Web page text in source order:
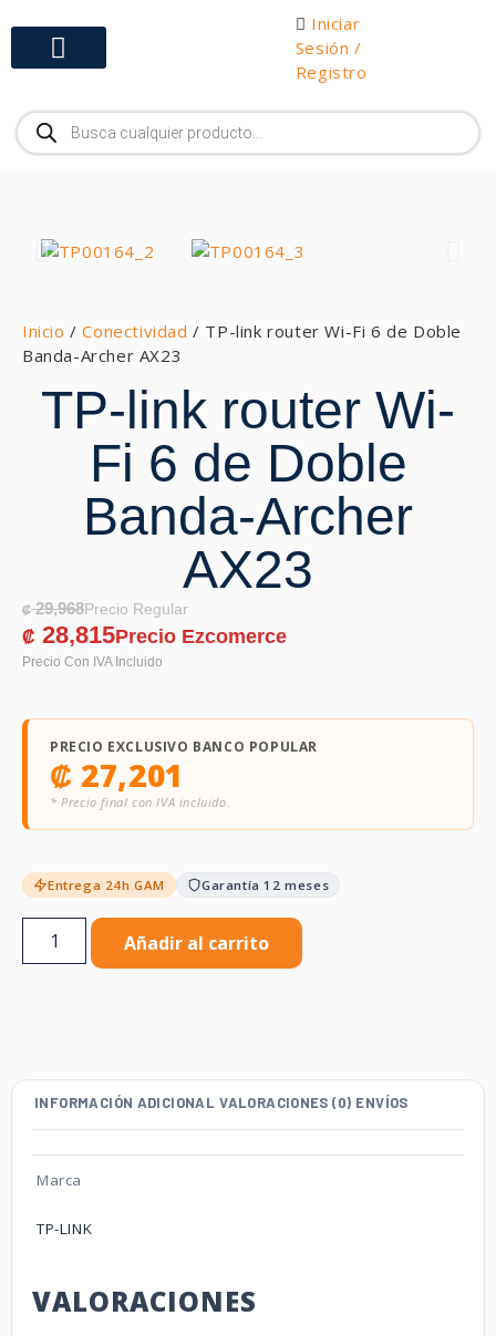
Iniciar
Sesión /
Registro
Inicio /Conectividad / TP-link router Wi-Fi 6 de Doble
Banda-Archer AX23
TP-link router Wi-
Fi 6 de Doble
Banda-Archer
AX23
₡29,968
₡ 28,815
PRECIO EXCLUSIVO BANCO POPULAR
₡ 27,201
* Precio final con IVA incluido.
Entrega 24h GAM Garantía 12 meses
Añadir al carrito
INFORMACIÓN ADICIONAL VALORACIONES (0) ENVÍOS
Marca
TP-LINK
VALORACIONES